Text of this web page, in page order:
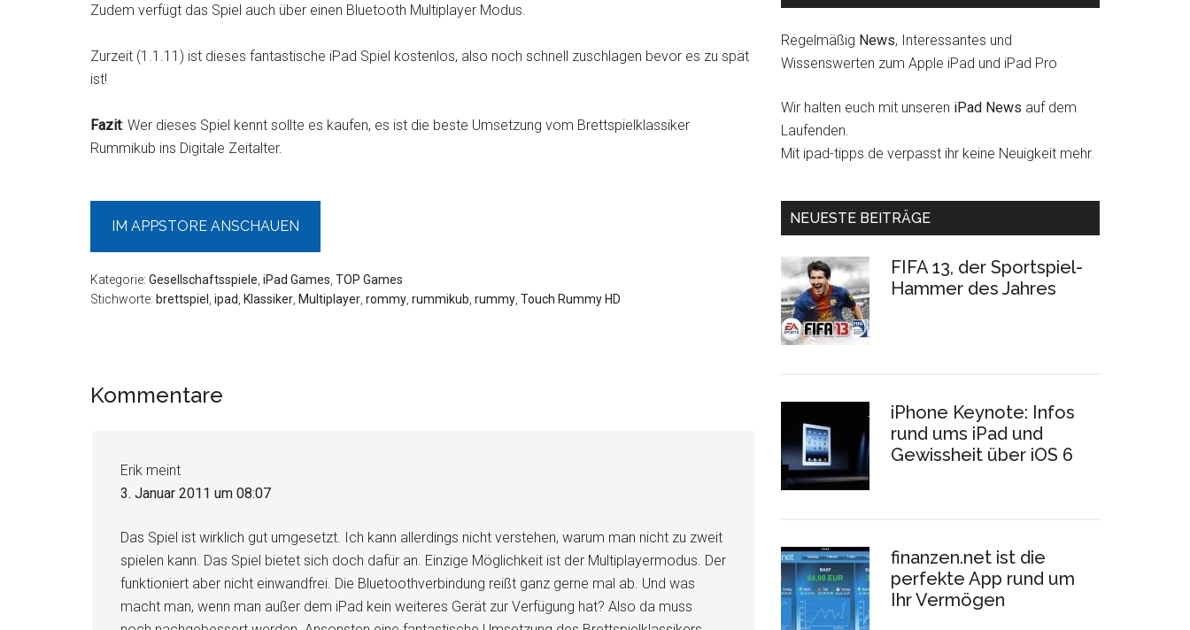
Zudem verfügt das Spiel auch über einen Bluetooth Multiplayer Modus.
Zurzeit (1.1.11) ist dieses fantastische iPad Spiel kostenlos, also noch schnell zuschlagen bevor es zu spät
ist!
Fazit: Wer dieses Spiel kennt sollte es kaufen, es ist die beste Umsetzung vom Brettspielklassiker
Rummikub ins Digitale Zeitalter.
IM APPSTORE ANSCHAUEN
Kategorie: Gesellschaftsspiele iPad Games TOP Games
Stichworte: brettspiel ipad Klassiker Multiplayer rommy rummikub rummy Touch Rummy HD
Leser-
Kommentare
Erik meint
3. Januar 2011 um 08:07
Das Spiel ist wirklich gut umgesetzt. Ich kann allerdings nicht verstehen, warum man nicht zu zweit
spielen kann. Das Spiel bietet sich doch dafür an. Einzige Möglichkeit ist der Multiplayermodus. Der
funktioniert aber nicht einwandfrei. Die Bluetoothverbindung reißt ganz gerne mal ab. Und was
macht man, wenn man außer dem iPad kein weiteres Gerät zur Verfügung hat? Also da muss
Regelmäßig News, Interessantes und
Wissenswerten zum Apple iPad und iPad Pro
Wir halten euch mit unseren iPad News auf dem
Laufenden.
Mit ipad-tipps.de verpasst ihr keine Neuigkeit mehr.
NEUESTE BEITRÄGE
FIFA 13, der Sportspiel-
Hammer des Jahres
iPhone Keynote: Infos
rund ums iPad und
Gewissheit über iOS 6
finanzen.net ist die
perfekte App rund um
Ihr Vermögen